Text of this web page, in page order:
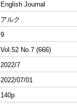
English Journal
アルク
9
Vol.52 No.7 (666)
2022/7
2022/07/01
140p